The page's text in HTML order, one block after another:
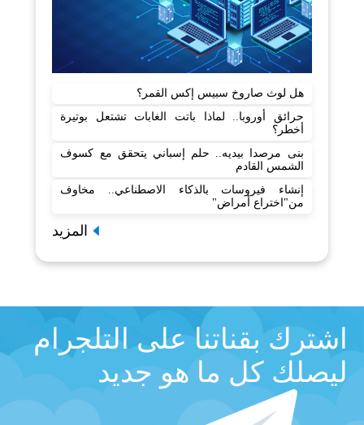
هل لوث صاروخ سبيس إكس القمر؟
حرائق أوروبا.. لماذا باتت الغابات تشتعل بوتيرة
أخطر؟
بنى مرصدا بيديه.. حلم إسباني يتحقق مع كسوف
الشمس القادم
إنشاء فيروسات بالذكاء الاصطناعي.. مخاوف
من"اختراع أمراض"
المزيد
اشترك بقناتنا على التلجرام
ليصلك كل ما هو جديد